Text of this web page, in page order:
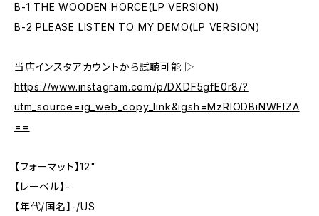
B-1 THE WOODEN HORCE(LP VERSION)
B-2 PLEASE LISTEN TO MY DEMO(LP VERSION)
当店インスタアカウントから試聴可能 ▷
https://www.instagram.com/p/DXDF5gfE0r8/?
utm_source=ig_web_copy_link&igsh=MzRlODBiNWFlZA
==
【フォーマット】12"
【レーベル】-
【年代/国名】-/US